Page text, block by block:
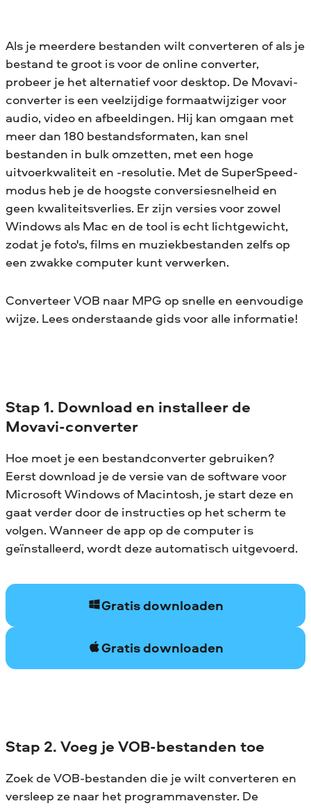
Als je meerdere bestanden wilt converteren of als je
bestand te groot is voor de online converter,
probeer je het alternatief voor desktop. De Movavi-
converter is een veelzijdige formaatwijziger voor
audio, video en afbeeldingen. Hij kan omgaan met
meer dan 180 bestandsformaten, kan snel
bestanden in bulk omzetten, met een hoge
uitvoerkwaliteit en -resolutie. Met de SuperSpeed-
modus heb je de hoogste conversiesnelheid en
geen kwaliteitsverlies. Er zijn versies voor zowel
Windows als Mac en de tool is echt lichtgewicht,
zodat je foto's, films en muziekbestanden zelfs op
een zwakke computer kunt verwerken.
Converteer VOB naar MPG op snelle en eenvoudige
wijze. Lees onderstaande gids voor alle informatie!
Stap 1. Download en installeer de
Movavi-converter
Hoe moet je een bestandconverter gebruiken?
Eerst download je de versie van de software voor
Microsoft Windows of Macintosh, je start deze en
gaat verder door de instructies op het scherm te
volgen. Wanneer de app op de computer is
geïnstalleerd, wordt deze automatisch uitgevoerd.
Gratis downloaden
Gratis downloaden
Stap 2. Voeg je VOB-bestanden toe
Zoek de VOB-bestanden die je wilt converteren en
versleep ze naar het programmavenster. De